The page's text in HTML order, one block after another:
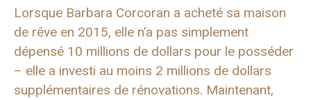
Lorsque Barbara Corcoran a acheté sa maison
de rêve en 2015, elle n’a pas simplement
dépensé 10 millions de dollars pour le posséder
– elle a investi au moins 2 millions de dollars
supplémentaires de rénovations. Maintenant,